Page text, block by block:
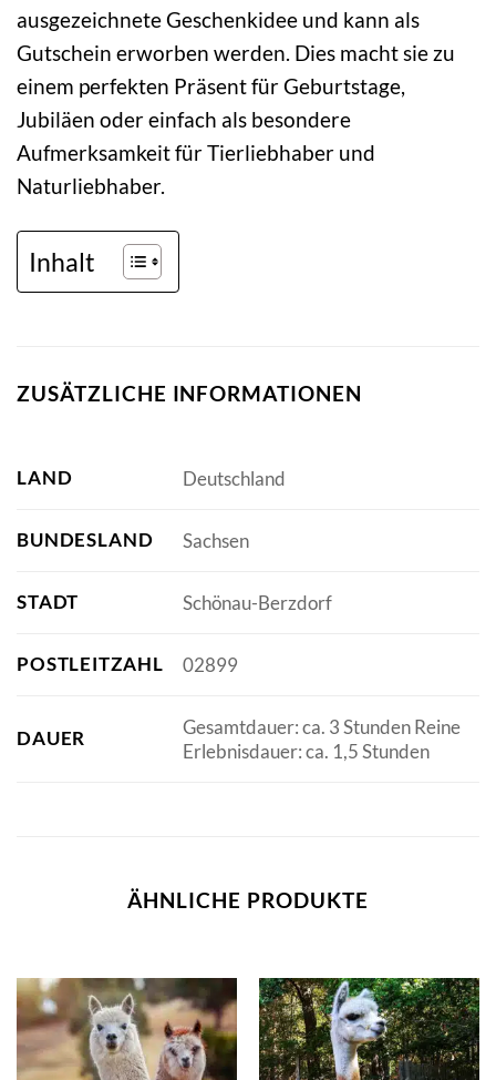
ausgezeichnete Geschenkidee und kann als
Gutschein erworben werden. Dies macht sie zu
einem perfekten Präsent für Geburtstage,
Jubiläen oder einfach als besondere
Aufmerksamkeit für Tierliebhaber und
Naturliebhaber.
Inhalt
ZUSÄTZLICHE INFORMATIONEN
LAND Deutschland
BUNDESLAND Sachsen
STADT Schönau-Berzdorf
POSTLEITZAHL 02899
DAUER
Gesamtdauer: ca. 3 Stunden Reine
Erlebnisdauer: ca. 1,5 Stunden
ÄHNLICHE PRODUKTE